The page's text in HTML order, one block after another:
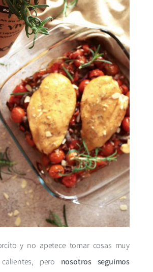
y no apetece tomar cosas muy
pero nosotros seguimos